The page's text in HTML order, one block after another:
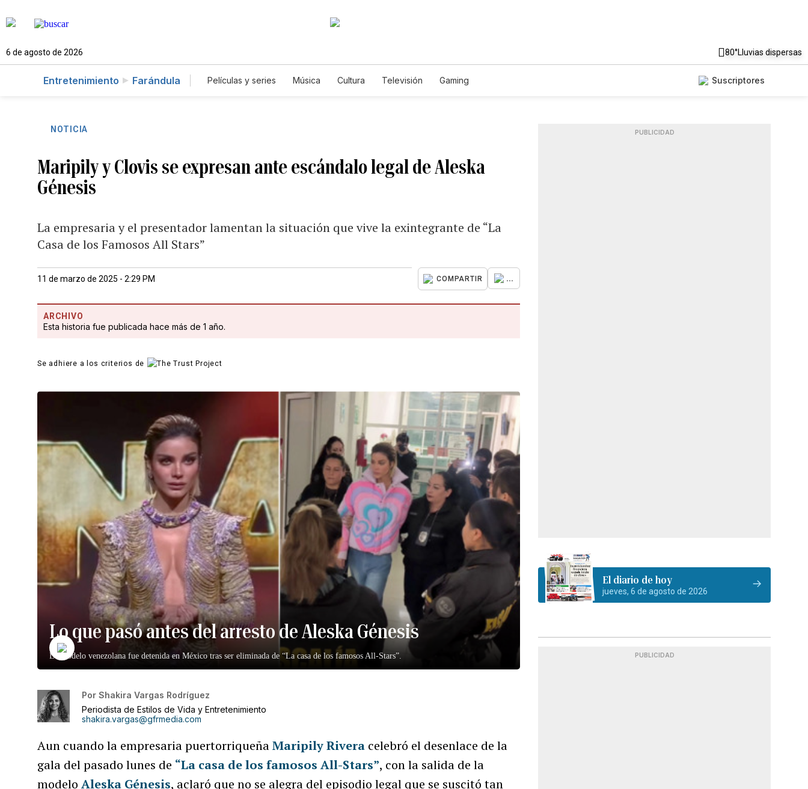
6 de agosto de 2026 80°Lluvias dispersas
Entretenimiento Farándula Películas y series Música Cultura Televisión Gaming Suscriptores
NOTICIA
Maripily y Clovis se expresan ante escándalo legal de Aleska
Génesis
La empresaria y el presentador lamentan la situación que vive la exintegrante de “La
Casa de los Famosos All Stars”
11 de marzo de 2025 - 2:29 PM COMPARTIR ...
ARCHIVO
Esta historia fue publicada hace más de 1 año.
Se adhiere a los criterios de
Lo que pasó antes del arresto de Aleska Génesis
La modelo venezolana fue detenida en México tras ser eliminada de “La casa de los famosos All-Stars”.
Por Shakira Vargas Rodríguez
Periodista de Estilos de Vida y Entretenimiento
shakira.vargas@gfrmedia.com
Aun cuando la empresaria puertorriqueñaMaripily Rivera celebró el desenlace de la
gala del pasado lunes de “La casa de los famosos All-Stars”, con la salida de la
modeloAleska Génesis, aclaró que no se alegra del episodio legal que se suscitó tan
PUBLICIDAD
El diario de hoy
jueves, 6 de agosto de 2026
PUBLICIDAD